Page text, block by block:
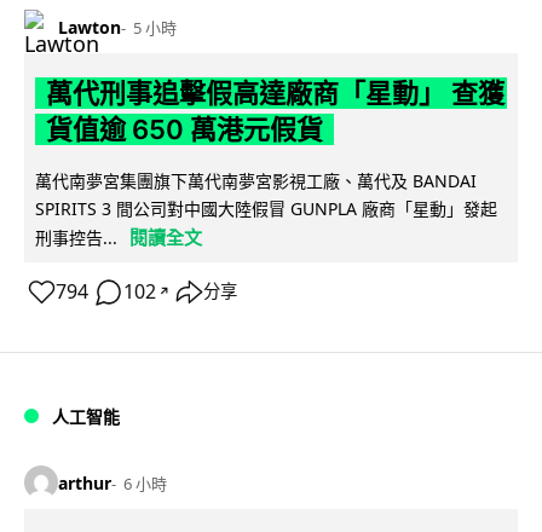
Lawton 5 小時
萬代刑事追擊假高達廠商「星動」 查獲
貨值逾 650 萬港元假貨
萬代南夢宮集團旗下萬代南夢宮影視工廠、萬代及 BANDAI
SPIRITS 3 間公司對中國大陸假冒 GUNPLA 廠商「星動」發起
刑事控告...
閱讀全文
794 102 ↗ 分享
人工智能
arthur 6 小時